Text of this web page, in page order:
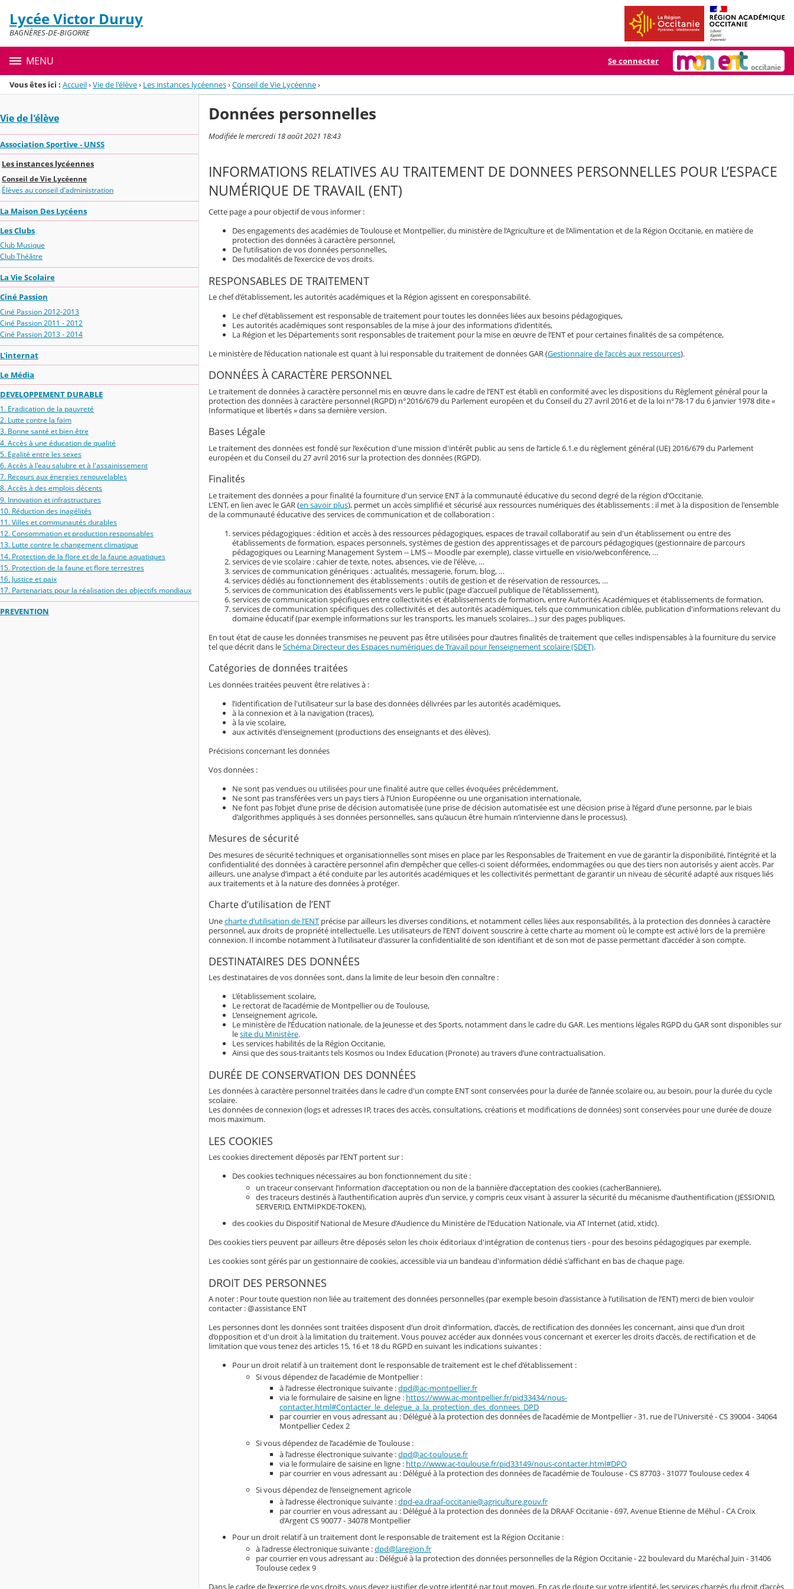
Menu de la rubrique
Contenu
Lycée Victor Duruy
BAGNÈRES-DE-BIGORRE
MENU Se connecter
Vous êtes ici : Accueil›Vie de l'élève› Les instances lycéennes›Conseil de Vie Lycéenne›
Vie de l'élève
Association Sportive - UNSS
Les instances lycéennes
Conseil de Vie Lycéenne
Élèves au conseil d'administration
La Maison Des Lycéens
Les Clubs
Club Musique
Club Théâtre
La Vie Scolaire
Ciné Passion
Ciné Passion 2012-2013
Ciné Passion 2011 - 2012
Ciné Passion 2013 - 2014
L'internat
Le Média
DEVELOPPEMENT DURABLE
1. Eradication de la pauvreté
2. Lutte contre la faim
3. Bonne santé et bien être
4. Accès à une éducation de qualité
5. Egalité entre les sexes
6. Accès à l'eau salubre et à l'assainissement
7. Recours aux énergies renouvelables
8. Accès à des emplois décents
9. Innovation et infrastructures
10. Réduction des inagélités
11. Villes et communautés durables
12. Consommation et production responsables
13. Lutte contre le changement climatique
14. Protection de la flore et de la faune aquatiques
15. Protection de la faune et flore terrestres
16. Justice et paix
17. Partenariats pour la réalisation des objectifs mondiaux
PREVENTION
Données personnelles
Modifiée le mercredi 18 août 2021 18:43
INFORMATIONS RELATIVES AU TRAITEMENT DE DONNEES PERSONNELLES POUR L’ESPACE
NUMÉRIQUE DE TRAVAIL (ENT)
Cette page a pour objectif de vous informer :
Des engagements des académies de Toulouse et Montpellier, du ministère de l’Agriculture et de l’Alimentation et de la Région Occitanie, en matière de
protection des données à caractère personnel,
De l’utilisation de vos données personnelles,
Des modalités de l’exercice de vos droits.
RESPONSABLES DE TRAITEMENT
Le chef d’établissement, les autorités académiques et la Région agissent en coresponsabilité.
Le chef d’établissement est responsable de traitement pour toutes les données liées aux besoins pédagogiques,
Les autorités académiques sont responsables de la mise à jour des informations d’identités,
La Région et les Départements sont responsables de traitement pour la mise en œuvre de l’ENT et pour certaines finalités de sa compétence,
Le ministère de l’éducation nationale est quant à lui responsable du traitement de données GAR (Gestionnaire de l’accès aux ressources).
DONNÉES À CARACTÈRE PERSONNEL
Le traitement de données à caractère personnel mis en œuvre dans le cadre de l’ENT est établi en conformité avec les dispositions du Règlement général pour la
protection des données à caractère personnel (RGPD) n°2016/679 du Parlement européen et du Conseil du 27 avril 2016 et de la loi n°78-17 du 6 janvier 1978 dite «
Informatique et libertés » dans sa dernière version.
Bases Légale
Le traitement des données est fondé sur l’exécution d'une mission d'intérêt public au sens de l’article 6.1.e du règlement général (UE) 2016/679 du Parlement
européen et du Conseil du 27 avril 2016 sur la protection des données (RGPD).
Finalités
Le traitement des données a pour finalité la fourniture d'un service ENT à la communauté éducative du second degré de la région d’Occitanie.
L’ENT, en lien avec le GAR (en savoir plus), permet un accès simplifié et sécurisé aux ressources numériques des établissements : il met à la disposition de l'ensemble
de la communauté éducative des services de communication et de collaboration :
services pédagogiques : édition et accès à des ressources pédagogiques, espaces de travail collaboratif au sein d'un établissement ou entre des
établissements de formation, espaces personnels, systèmes de gestion des apprentissages et de parcours pédagogiques (gestionnaire de parcours
pédagogiques ou Learning Management System -- LMS -- Moodle par exemple), classe virtuelle en visio/webconférence, …
services de vie scolaire : cahier de texte, notes, absences, vie de l'élève, …
services de communication génériques : actualités, messagerie, forum, blog, …
services dédiés au fonctionnement des établissements : outils de gestion et de réservation de ressources, …
services de communication des établissements vers le public (page d'accueil publique de l'établissement),
services de communication spécifiques entre collectivités et établissements de formation, entre Autorités Académiques et établissements de formation,
services de communication spécifiques des collectivités et des autorités académiques, tels que communication ciblée, publication d'informations relevant du
domaine éducatif (par exemple informations sur les transports, les manuels scolaires…) sur des pages publiques.
En tout état de cause les données transmises ne peuvent pas être utilisées pour d’autres finalités de traitement que celles indispensables à la fourniture du service
tel que décrit dans leSchéma Directeur des Espaces numériques de Travail pour l’enseignement scolaire (SDET).
Catégories de données traitées
Les données traitées peuvent être relatives à :
l’identification de l'utilisateur sur la base des données délivrées par les autorités académiques,
à la connexion et à la navigation (traces),
à la vie scolaire,
aux activités d'enseignement (productions des enseignants et des élèves).
Précisions concernant les données
Vos données :
Ne sont pas vendues ou utilisées pour une finalité autre que celles évoquées précédemment,
Ne sont pas transférées vers un pays tiers à l’Union Européenne ou une organisation internationale,
Ne font pas l’objet d’une prise de décision automatisée (une prise de décision automatisée est une décision prise à l’égard d’une personne, par le biais
d’algorithmes appliqués à ses données personnelles, sans qu’aucun être humain n’intervienne dans le processus).
Mesures de sécurité
Des mesures de sécurité techniques et organisationnelles sont mises en place par les Responsables de Traitement en vue de garantir la disponibilité, l’intégrité et la
confidentialité des données à caractère personnel afin d’empêcher que celles-ci soient déformées, endommagées ou que des tiers non autorisés y aient accès. Par
ailleurs, une analyse d’impact a été conduite par les autorités académiques et les collectivités permettant de garantir un niveau de sécurité adapté aux risques liés
aux traitements et à la nature des données à protéger.
Charte d’utilisation de l’ENT
Unecharte d’utilisation de l’ENT précise par ailleurs les diverses conditions, et notamment celles liées aux responsabilités, à la protection des données à caractère
personnel, aux droits de propriété intellectuelle. Les utilisateurs de l’ENT doivent souscrire à cette charte au moment où le compte est activé lors de la première
connexion. Il incombe notamment à l’utilisateur d'assurer la confidentialité de son identifiant et de son mot de passe permettant d’accéder à son compte.
DESTINATAIRES DES DONNÉES
Les destinataires de vos données sont, dans la limite de leur besoin d’en connaître :
L’établissement scolaire,
Le rectorat de l’académie de Montpellier ou de Toulouse,
L’enseignement agricole,
Le ministère de l’Éducation nationale, de la Jeunesse et des Sports, notamment dans le cadre du GAR. Les mentions légales RGPD du GAR sont disponibles sur
lesite du Ministère.
Les services habilités de la Région Occitanie,
Ainsi que des sous-traitants tels Kosmos ou Index Education (Pronote) au travers d’une contractualisation.
DURÉE DE CONSERVATION DES DONNÉES
Les données à caractère personnel traitées dans le cadre d'un compte ENT sont conservées pour la durée de l’année scolaire ou, au besoin, pour la durée du cycle
scolaire.
Les données de connexion (logs et adresses IP, traces des accès, consultations, créations et modifications de données) sont conservées pour une durée de douze
mois maximum.
LES COOKIES
Les cookies directement déposés par l’ENT portent sur :
Des cookies techniques nécessaires au bon fonctionnement du site :
un traceur conservant l’information d’acceptation ou non de la bannière d’acceptation des cookies (cacherBanniere),
des traceurs destinés à l’authentification auprès d’un service, y compris ceux visant à assurer la sécurité du mécanisme d’authentification (JESSIONID,
SERVERID, ENTMIPKDE-TOKEN),
des cookies du Dispositif National de Mesure d’Audience du Ministère de l’Education Nationale, via AT Internet (atid, xtidc).
Des cookies tiers peuvent par ailleurs être déposés selon les choix éditoriaux d'intégration de contenus tiers - pour des besoins pédagogiques par exemple.
Les cookies sont gérés par un gestionnaire de cookies, accessible via un bandeau d'information dédié s'affichant en bas de chaque page.
DROIT DES PERSONNES
A noter : Pour toute question non liée au traitement des données personnelles (par exemple besoin d’assistance à l’utilisation de l’ENT) merci de bien vouloir
contacter : @assistance ENT
Les personnes dont les données sont traitées disposent d’un droit d’information, d’accès, de rectification des données les concernant, ainsi que d’un droit
d’opposition et d'un droit à la limitation du traitement. Vous pouvez accéder aux données vous concernant et exercer les droits d’accès, de rectification et de
limitation que vous tenez des articles 15, 16 et 18 du RGPD en suivant les indications suivantes :
Pour un droit relatif à un traitement dont le responsable de traitement est le chef d’établissement :
Si vous dépendez de l’académie de Montpellier :
à l’adresse électronique suivante :dpd@ac-montpellier.fr
via le formulaire de saisine en ligne : https://www.ac-montpellier.fr/pid33434/nous-
contacter.html#Contacter_le_delegue_a_la_protection_des_donnees_DPD
par courrier en vous adressant au : Délégué à la protection des données de l’académie de Montpellier - 31, rue de l'Université - CS 39004 - 34064
Montpellier Cedex 2
Si vous dépendez de l’académie de Toulouse :
à l’adresse électronique suivante :dpd@ac-toulouse.fr
via le formulaire de saisine en ligne : http://www.ac-toulouse.fr/pid33149/nous-contacter.html#DPO
par courrier en vous adressant au : Délégué à la protection des données de l’académie de Toulouse - CS 87703 - 31077 Toulouse cedex 4
Si vous dépendez de l’enseignement agricole
à l’adresse électronique suivante :dpd-ea.draaf-occitanie@agriculture.gouv.fr
par courrier en vous adressant au : Délégué à la protection des données de la DRAAF Occitanie - 697, Avenue Etienne de Méhul - CA Croix
d’Argent CS 90077 - 34078 Montpellier
Pour un droit relatif à un traitement dont le responsable de traitement est la Région Occitanie :
à l’adresse électronique suivante :dpd@laregion.fr
par courrier en vous adressant au : Délégué à la protection des données personnelles de la Région Occitanie - 22 boulevard du Maréchal Juin - 31406
Toulouse cedex 9
Dans le cadre de l’exercice de vos droits, vous devez justifier de votre identité par tout moyen. En cas de doute sur votre identité, les services chargés du droit d’accès